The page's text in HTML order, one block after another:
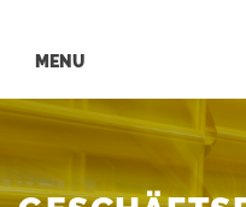
navigation